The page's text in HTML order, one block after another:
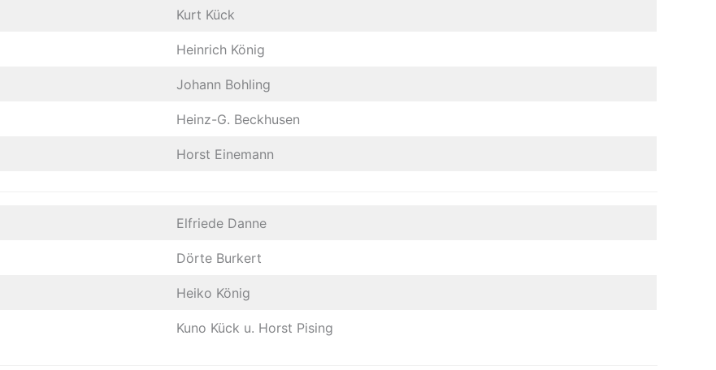
Kurt Kück
Heinrich König
Johann Bohling
Heinz-G. Beckhusen
Horst Einemann
Elfriede Danne
Dörte Burkert
Heiko König
Kuno Kück u. Horst Pising